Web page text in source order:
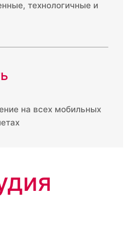
технологичные и
на всех мобильных